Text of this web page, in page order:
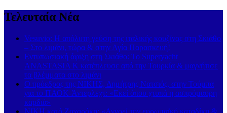
Τελευταία Νέα
Vesuvio: Η απόλυτη γεύση της ιταλικής κουζίνας στη Σκιάθο
– Στο λιμάνι, τώρα & στην Αγία Παρασκευή!
Εντυπωσιακή άφιξη στη Σκιάθο: Το Superyacht
ANASTASIA K κατέπλευσε από την Τουρκία & μαγνήτισε
τα βλέμματα στο λιμάνι
Ο πρόεδρος της ΝΙΚΗΣ, Δημήτρης Νατσιός, στην Τούμπα
για το ΠΑΟΚ-Άντερλεχτ: «Εκεί όπου χτυπά η ασπρόμαυρη
καρδιά»
ΝΙΚΗ κατά Ζαχαράκη: «Αγνοεί την ευρωπαϊκή καταδίκη &